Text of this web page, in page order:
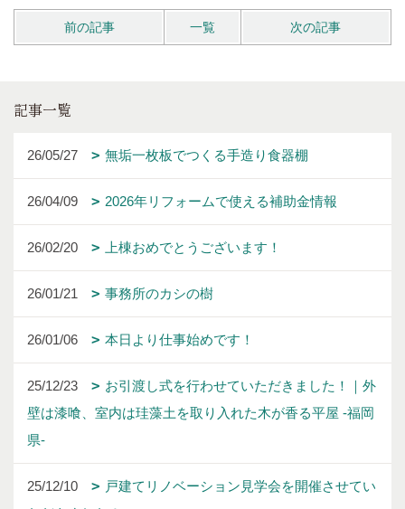
前の記事 一覧 次の記事
記事一覧
26/05/27 無垢一枚板でつくる手造り食器棚
26/04/09 2026年リフォームで使える補助金情報
26/02/20 上棟おめでとうございます！
26/01/21 事務所のカシの樹
26/01/06 本日より仕事始めです！
25/12/23
お引渡し式を行わせていただきました！｜外
壁は漆喰、室内は珪藻土を取り入れた木が香る平屋 -福岡
県-
25/12/10
戸建てリノベーション見学会を開催させてい